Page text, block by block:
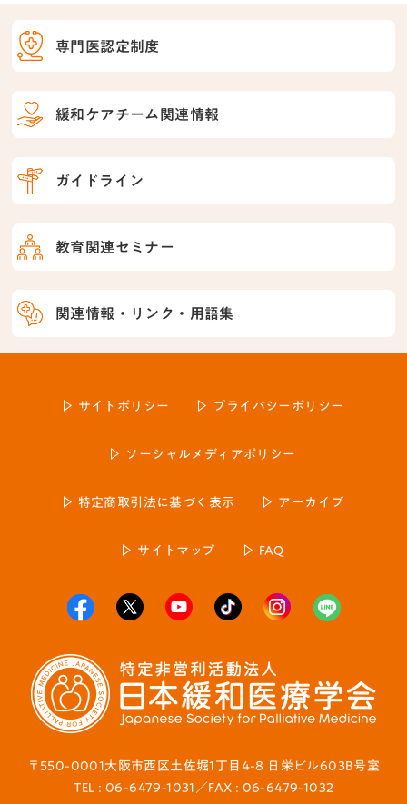
専門医認定制度
緩和ケアチーム関連情報
ガイドライン
教育関連セミナー
関連情報・リンク・用語集
〒550-0001大阪市西区土佐堀1丁目4-8 日栄ビル603B号室
TEL : 06-6479-1031／FAX : 06-6479-1032
サイトポリシー プライバシーポリシー
ソーシャルメディアポリシー
特定商取引法に基づく表示 アーカイブ
サイトマップ FAQ